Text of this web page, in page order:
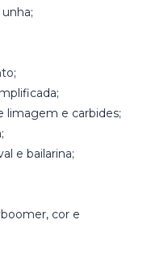
limagem e carbides;
e bailarina;
cor e